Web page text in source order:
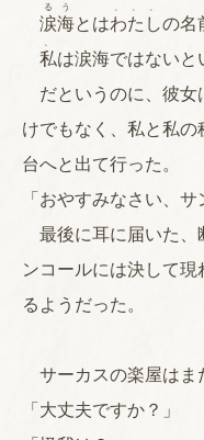
涙
る
海
う
とはわたし
、、、
の名
私
、
は涙海ではないと
だというのに、彼女
けでもなく、私と私
台へと出て行った。
「おやすみなさい、サ
最後に耳に届いた、
ンコールには決して
るようだった。
サーカスの楽屋はま
「大丈夫ですか？」